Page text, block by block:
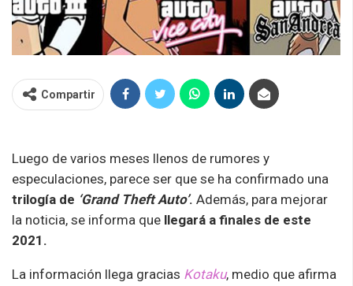
Compartir
Luego de varios meses llenos de rumores y
especulaciones, parece ser que se ha confirmado una
trilogía de ‘Grand Theft Auto’. Además, para mejorar
la noticia, se informa que llegará a finales de este
2021.
La información llega gracias Kotaku, medio que afirma